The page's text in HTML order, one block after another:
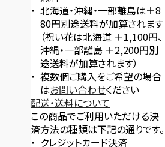
北海道・沖縄・一部離島は＋8
80円別途送料が加算されます
（祝い花は北海道 ＋1,100円、
沖縄・一部離島 ＋2,200円別
途送料が加算されます）
複数個ご購入をご希望の場合
はお問い合わせください
配送・送料について
この商品でご利用いただける決
済方法の種類は下記の通りです。
クレジットカード決済